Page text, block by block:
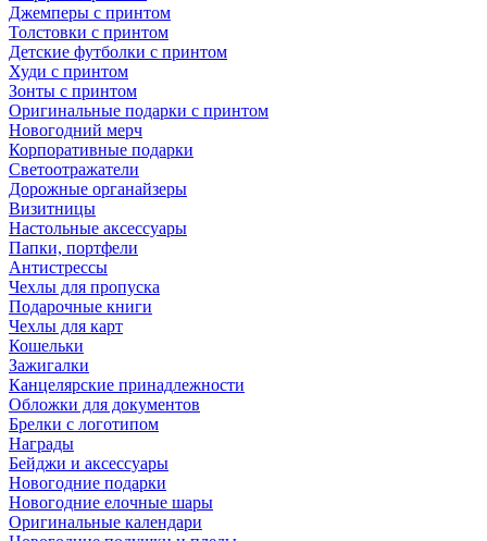
Джемперы с принтом
Толстовки с принтом
Детские футболки с принтом
Худи с принтом
Зонты с принтом
Оригинальные подарки с принтом
Новогодний мерч
Корпоративные подарки
Светоотражатели
Дорожные органайзеры
Визитницы
Настольные аксессуары
Папки, портфели
Антистрессы
Чехлы для пропуска
Подарочные книги
Чехлы для карт
Кошельки
Зажигалки
Канцелярские принадлежности
Обложки для документов
Брелки с логотипом
Награды
Бейджи и аксессуары
Новогодние подарки
Новогодние елочные шары
Оригинальные календари